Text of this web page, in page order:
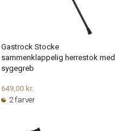
Gastrock Stocke
sammenklappelig herrestok med
sygegreb
649,00 kr.
2 farver